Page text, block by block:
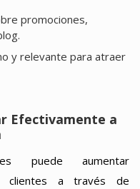
promociones,
y relevante para atraer
Efectivamente a
puede aumentar
clientes a través de